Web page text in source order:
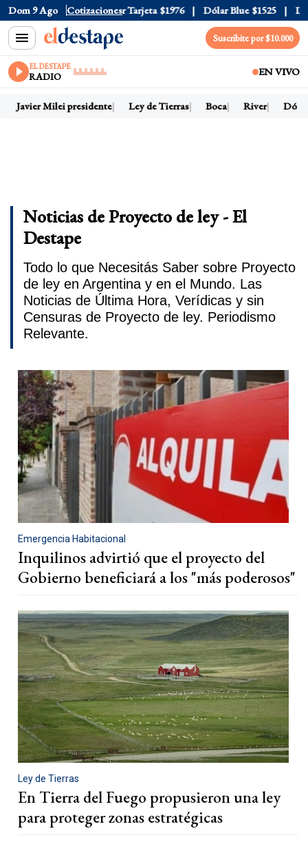
Dom 9 Ago Cotizaciones
$1520 Dólar Tarjeta $1976 Dólar Blue $1525 Dólar
Suscribite por $10.000
EL DESTAPE
RADIO EN VIVO
Javier Milei presidente Ley de Tierras Boca River Dólar
Noticias de Proyecto de ley - El
Destape
Todo lo que Necesitás Saber sobre Proyecto
de ley en Argentina y en el Mundo. Las
Noticias de Última Hora, Verídicas y sin
Censuras de Proyecto de ley. Periodismo
Relevante.
Emergencia Habitacional
Inquilinos advirtió que el proyecto del
Gobierno beneficiará a los "más poderosos"
Ley de Tierras
En Tierra del Fuego propusieron una ley
para proteger zonas estratégicas